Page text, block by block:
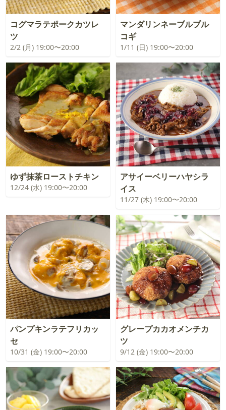
コグマラテポークカツレ
ツ
2/2 (月) 19:00〜20:00
マンダリンネーブルプル
コギ
1/11 (日) 19:00〜20:00
ゆず抹茶ローストチキン
12/24 (水) 19:00〜20:00
アサイーベリーハヤシラ
イス
11/27 (木) 19:00〜20:00
パンプキンラテフリカッ
セ
10/31 (金) 19:00〜20:00
グレープカカオメンチカ
ツ
9/12 (金) 19:00〜20:00